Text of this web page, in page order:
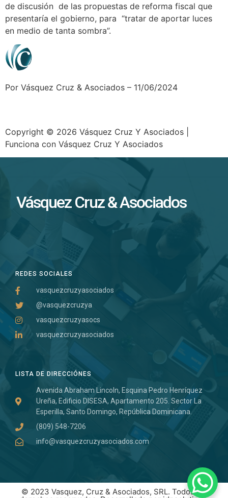
de discusión de las propuestas de reforma fiscal que
presentaría el gobierno, para “tratar de aportar luces
en medio de tanta sombra”.
Por Vásquez Cruz & Asociados – 11/06/2024
Copyright © 2026 Vásquez Cruz Y Asociados |
Funciona con Vásquez Cruz Y Asociados
LISTA DE DIRECCIÓNES
Avenida Abraham Lincoln, Esquina Pedro Henríquez
Ureña, Edificio DISESA, Apartamento 205. Sector La
Esperilla, Santo Domingo, República Dominicana.
(809) 548-7206
info@vasquezcruzyasociados.com
REDES SOCIALES
vasquezcruzyasociados
@vasquezcruzya
vasquezcruzyasocs
vasquezcruzyasociados
Vásquez Cruz & Asociados
© 2023 Vasquez, Cruz & Asociados, SRL. Todos los